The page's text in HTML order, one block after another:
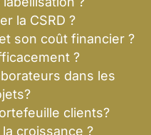
la CSRD ?
son coût financier ?
?
dans les
clients?
croissance ?